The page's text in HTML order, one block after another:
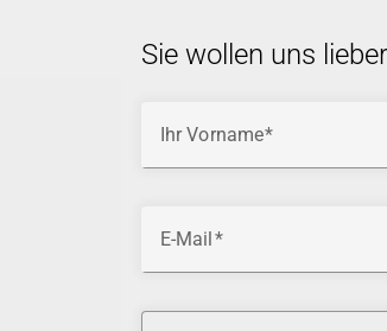
Sie wollen uns
Ihr Vorname
E-Mail